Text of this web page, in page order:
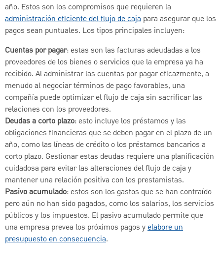
año. Estos son los compromisos que requieren la
administración eficiente del flujo de caja para asegurar que los
pagos sean puntuales. Los tipos principales incluyen:
Cuentas por pagar: estas son las facturas adeudadas a los
proveedores de los bienes o servicios que la empresa ya ha
recibido. Al administrar las cuentas por pagar eficazmente, a
menudo al negociar términos de pago favorables, una
compañía puede optimizar el flujo de caja sin sacrificar las
relaciones con los proveedores.
Deudas a corto plazo: esto incluye los préstamos y las
obligaciones financieras que se deben pagar en el plazo de un
año, como las líneas de crédito o los préstamos bancarios a
corto plazo. Gestionar estas deudas requiere una planificación
cuidadosa para evitar las alteraciones del flujo de caja y
mantener una relación positiva con los prestamistas.
Pasivo acumulado: estos son los gastos que se han contraído
pero aún no han sido pagados, como los salarios, los servicios
públicos y los impuestos. El pasivo acumulado permite que
una empresa prevea los próximos pagos yelabore un
presupuesto en consecuencia.